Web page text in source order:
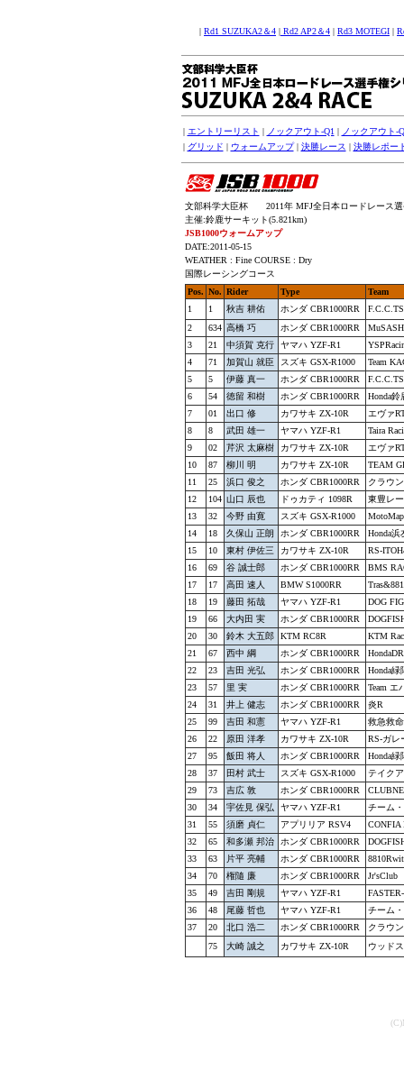
| Rd1 SUZUKA2＆4 | Rd2 AP2＆4 | Rd3 MOTEGI |
| エントリーリスト | ノックアウト-Q1 | ノックアウト-
| グリッド | ウォームアップ| 決勝レース | 決勝レポー
文部科学大臣杯 2011年 MFJ全日本ロードレース選
主催:鈴鹿サーキット(5.821km)
JSB1000ウォームアップ
DATE:2011-05-15
WEATHER : Fine COURSE : Dry
国際レーシングコース
Pos. No. Rider Type
Team
1
1 秋吉 耕佑 ホンダ CBR1000RR
2
634 高橋 巧 ホンダ CBR1000RR
3
21 中須賀 克行 ヤマハ YZF-R1
4
71 加賀山 就臣 スズキ GSX-R1000
Team
5
5 伊藤 真一 ホンダ CBR1000RR
6
54 徳留 和樹 ホンダ CBR1000RR
Honda
7
01 出口 修 カワサキ ZX-10R
エヴァ
8
8 武田 雄一 ヤマハ YZF-R1
Taira
9
02 芹沢 太麻樹 カワサキ ZX-10R
エヴァ
10
87 柳川 明 カワサキ ZX-10R
TEAM
11
25 浜口 俊之 ホンダ CBR1000RR
クラウ
12
104 山口 辰也 ドゥカティ 1098R
東豊レ
13
32 今野 由寛 スズキ GSX-R1000
14
18 久保山 正朗 ホンダ CBR1000RR
Honda
15
10 東村 伊佐三 カワサキ ZX-10R
RS-
16
69 谷 誠士郎 ホンダ CBR1000RR
BMS
17
17 高田 速人 BMW S1000RR
18
19 藤田 拓哉 ヤマハ YZF-R1
DOG
19
66 大内田 実 ホンダ CBR1000RR
20
30 鈴木 大五郎 KTM RC8R
KTM
21
67 西中 綱 ホンダ CBR1000RR
22
23 吉田 光弘 ホンダ CBR1000RR
Honda
23
57 里 実 ホンダ CBR1000RR
Team エ
24
31 井上 健志 ホンダ CBR1000RR
炎R
25
99 吉田 和憲 ヤマハ YZF-R1
救急救
26
22 原田 洋孝 カワサキ ZX-10R
RS-ガレ
27
95 飯田 将人 ホンダ CBR1000RR
Honda
28
37 田村 武士 スズキ GSX-R1000
テイク
29
73 吉広 敦 ホンダ CBR1000RR
30
34 宇佐見 保弘 ヤマハ YZF-R1
チーム
31
55 須磨 貞仁 アプリリア RSV4
CONFIA
32
65 和多瀬 邦治 ホンダ CBR1000RR
33
63 片平 亮輔 ホンダ CBR1000RR
34
70 権隨 廉 ホンダ CBR1000RR
Jr'sClub
35
49 吉田 剛規 ヤマハ YZF-R1
36
48 尾藤 哲也 ヤマハ YZF-R1
チーム
37
20 北口 浩二 ホンダ CBR1000RR
クラウ
75
大崎 誠之 カワサキ ZX-10R ウッド